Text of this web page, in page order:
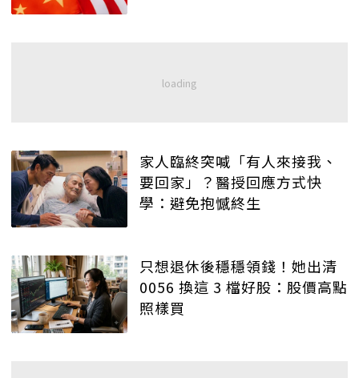
家人臨終突喊「有人來接我、
要回家」？醫授回應方式快
學：避免抱憾終生
只想退休後穩穩領錢！她出清
0056 換這 3 檔好股：股價高點
照樣買